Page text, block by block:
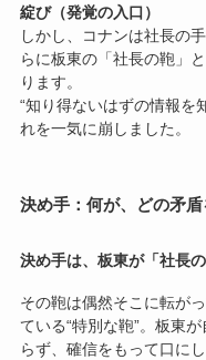
綻び（発覚の入口）
しかし、コナンは社長の
らに板東の「社長の鞄」
ります。
“知り得ないはずの情報
れを一気に崩しました。
決め手：何が、どの矛
決め手は、板東が「社長
その鞄は偶然そこに転が
ている“特別な鞄”。板東
らず、確信をもって口に